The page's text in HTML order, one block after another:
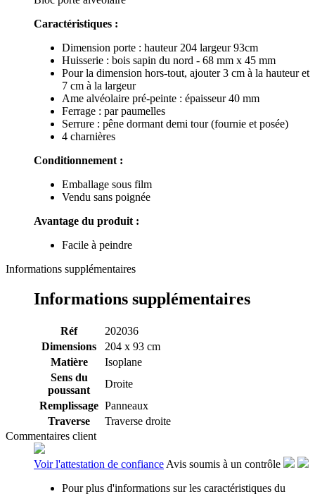
Caractéristiques :
Dimension porte : hauteur 204 largeur 93cm
Huisserie : bois sapin du nord - 68 mm x 45 mm
Pour la dimension hors-tout, ajouter 3 cm à la hauteur et
7 cm à la largeur
Ame alvéolaire pré-peinte : épaisseur 40 mm
Ferrage : par paumelles
Serrure : pêne dormant demi tour (fournie et posée)
4 charnières
Conditionnement :
Emballage sous film
Vendu sans poignée
Avantage du produit :
Facile à peindre
Informations supplémentaires
Informations supplémentaires
Réf
202036
Dimensions
204 x 93 cm
Matière
Isoplane
Sens du
poussant
Droite
Remplissage Panneaux
Traverse
Traverse droite
Commentaires client
Voir l'attestation de confiance Avis soumis à un contrôle
Pour plus d'informations sur les caractéristiques du